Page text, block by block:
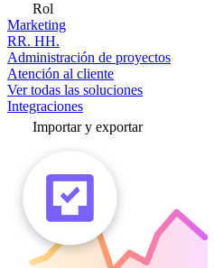
Rol
Marketing
RR. HH.
Administración de proyectos
Atención al cliente
Ver todas las soluciones
Integraciones
Importar y exportar